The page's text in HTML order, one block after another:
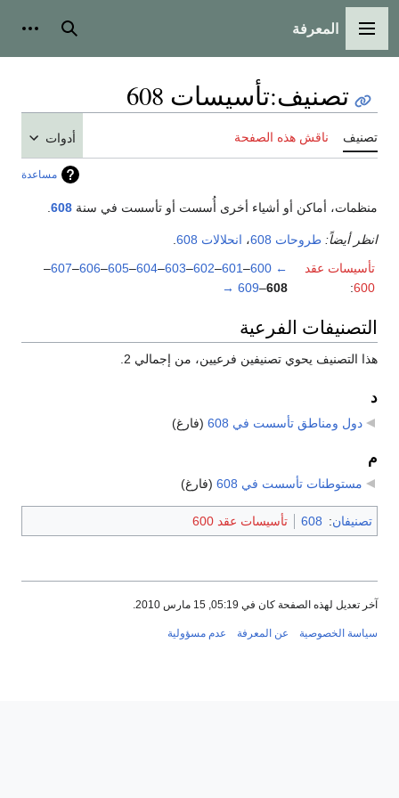
القائمة الرئيسية
المعرفة بحث
تصنيف:تأسيسات 608
تصنيف ناقش هذه الصفحة أدوات
مساعدة
منظمات، أماكن أو أشياء أخرى أُسست أو تأسست في سنة 608
انظر أيضاً: طروحات 608 ، انحلالات 608
تأسيسات عقد
600
:
←
600
–
601
–
602
–
603
–
604
–
605
–
606
–
607
–
608
–
609
→
التصنيفات الفرعية
هذا التصنيف يحوي تصنيفين فرعيين، من إجمالي 2.
د
دول ومناطق تأسست في 608 (فارغ)
م
مستوطنات تأسست في 608 (فارغ)
تصنيفان:
608 تأسيسات عقد 600
آخر تعديل لهذه الصفحة كان في 05:19, 15 مارس 2010.
سياسة الخصوصية عن المعرفة عدم مسؤولية